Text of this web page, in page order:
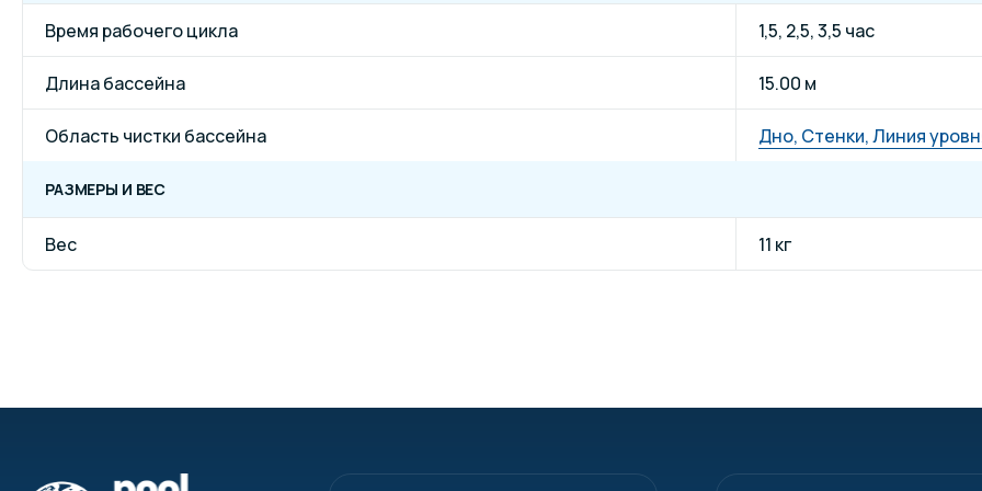
Время рабочего цикла 1,5, 2,5, 3,5 час
Длина бассейна 15.00 м
Область чистки бассейна Дно, Стенки, Линия
РАЗМЕРЫ И ВЕС
Вес 11 кг